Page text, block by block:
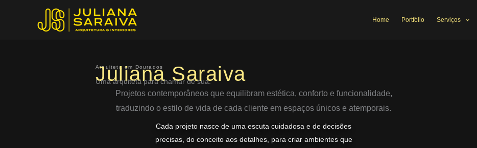
Home Portfólio Serviços
Arquiteta em Dourados
Juliana Saraiva
Uma arquiteta para chamar de sua.
Projetos contemporâneos que equilibram estética, conforto e funcionalidade,
traduzindo o estilo de vida de cada cliente em espaços únicos e atemporais.
Cada projeto nasce de uma escuta cuidadosa e de decisões
precisas, do conceito aos detalhes, para criar ambientes que